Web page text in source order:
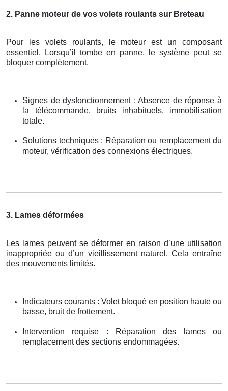
2. Panne moteur de vos volets roulants sur Breteau
Pour les volets roulants, le moteur est un composant
essentiel. Lorsqu’il tombe en panne, le système peut se
bloquer complètement.
Signes de dysfonctionnement : Absence de réponse à
la télécommande, bruits inhabituels, immobilisation
totale.
Solutions techniques : Réparation ou remplacement du
moteur, vérification des connexions électriques.
3. Lames déformées
Les lames peuvent se déformer en raison d’une utilisation
inappropriée ou d’un vieillissement naturel. Cela entraîne
des mouvements limités.
Indicateurs courants : Volet bloqué en position haute ou
basse, bruit de frottement.
Intervention requise : Réparation des lames ou
remplacement des sections endommagées.